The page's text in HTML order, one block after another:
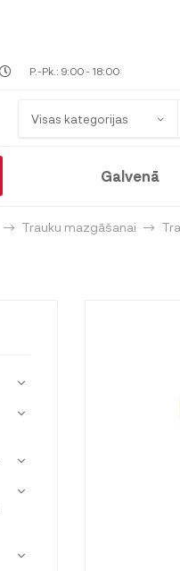
P.-Pk.: 9:00 - 18:00
Visas kategorijas
Galvenā
Trauku mazgāšanai